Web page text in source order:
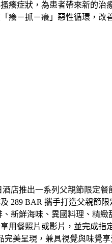
症狀，為患者帶來新的
癢－抓－癢」惡性循環，改
店推出一系列父親節限定
289 BAR 攜手打造父親節
新鮮海味、異國料理、精
用餐照片或影片，並完成
美呈現，兼具視覺與味覺